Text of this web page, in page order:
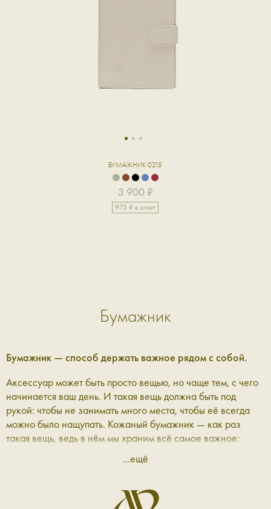
1 2 3
БУМАЖНИК 0215
3 900 ₽
975 ₽ в сплит
Бумажник
Бумажник — способ держать важное рядом с собой.
Аксессуар может быть просто вещью, но чаще тем, с чего
начинается ваш день. И такая вещь должна быть под
рукой: чтобы не занимать много места, чтобы её всегда
можно было нащупать. Кожаный бумажник — как раз
такая вещь, ведь в нём мы храним всё самое важное:
банковские карточки и визитки, трогательные записки
близких и мелочь для игровых автоматов. В Aprellshop мы
приятной цене, чтобы вы могли купить бумажник из
...ещё